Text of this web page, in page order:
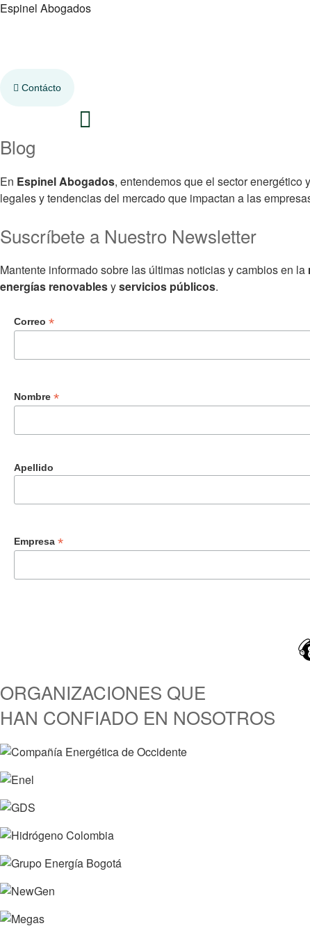
Espinel Abogados
Contácto
Blog
En Espinel Abogados, entendemos que el sector
legales y tendencias del mercado que impactan a las
Suscríbete a Nuestro Newsletter
Mantente informado sobre las últimas noticias y cambios en la
energías renovablesyservicios públicos.
Correo *
Nombre *
Apellido
Empresa *
ORGANIZACIONES QUE
HAN CONFIADO EN NOSOTROS